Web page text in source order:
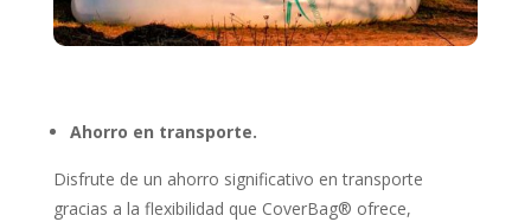
Ahorro en transporte.
Disfrute de un ahorro significativo en transporte
gracias a la flexibilidad que CoverBag® ofrece,